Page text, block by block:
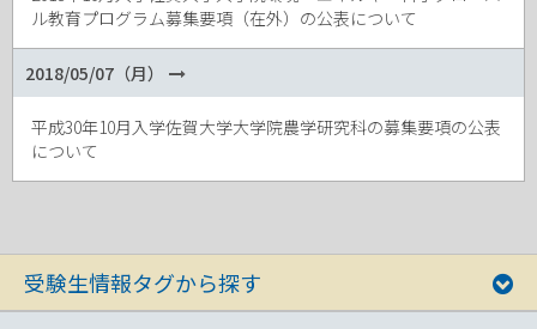
ル教育プログラム募集要項（在外）の公表について
2018/05/07（月）
平成30年10月入学佐賀大学大学院農学研究科の募集要項の公表
について
受験生情報タグから探す